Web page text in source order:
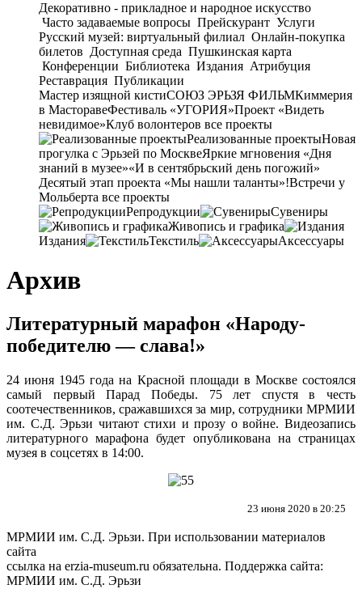
Декоративно - прикладное и народное искусство
Часто задаваемые вопросы Прейскурант Услуги
Русский музей: виртуальный филиал Онлайн-покупка
билетов Доступная среда Пушкинская карта
Конференции Библиотека Издания Атрибуция
Реставрация Публикации
Мастер изящной кистиСОЮЗ ЭРЬЗЯ ФИЛЬМКиммерия
в МасторавеФестиваль «УГОРИЯ»Проект «Видеть
невидимое»Клуб волонтеров все проекты
Реализованные проектыНовая
прогулка с Эрьзей по МосквеЯркие мгновения «Дня
знаний в музее»«И в сентябрьский день погожий»
Десятый этап проекта «Мы нашли таланты»!Встречи у
Мольберта все проекты
Репродукции
Сувениры
Живопись и графика
Издания
Текстиль Аксессуары
Архив
Литературный марафон «Народу-
победителю — слава!»
24 июня 1945 года на Красной площади в Москве состоялся
самый первый Парад Победы. 75 лет спустя в честь
соотечественников, сражавшихся за мир, сотрудники МРМИИ
им. С.Д. Эрьзи читают стихи и прозу о войне. Видеозапись
литературного марафона будет опубликована на страницах
музея в соцсетях в 14:00.
23 июня 2020 в 20:25
МРМИИ им. С.Д. Эрьзи. При использовании материалов
сайта
ссылка на erzia-museum.ru обязательна. Поддержка сайта:
МРМИИ им. С.Д. Эрьзи